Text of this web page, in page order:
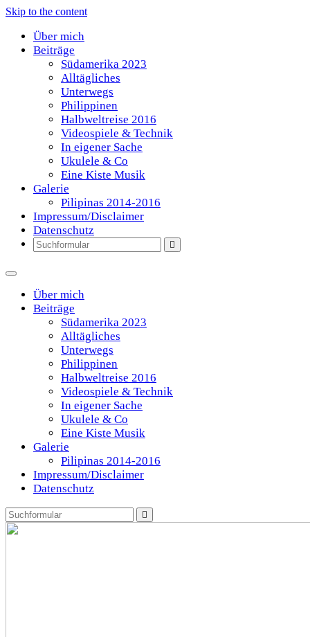
Skip to the content
Über mich
Beiträge
Südamerika 2023
Alltägliches
Unterwegs
Philippinen
Halbweltreise 2016
Videospiele & Technik
In eigener Sache
Ukulele & Co
Eine Kiste Musik
Galerie
Pilipinas 2014-2016
Impressum/Disclaimer
Datenschutz
Search
Über mich
Beiträge
Südamerika 2023
Alltägliches
Unterwegs
Philippinen
Halbweltreise 2016
Videospiele & Technik
In eigener Sache
Ukulele & Co
Eine Kiste Musik
Galerie
Pilipinas 2014-2016
Impressum/Disclaimer
Datenschutz
Search